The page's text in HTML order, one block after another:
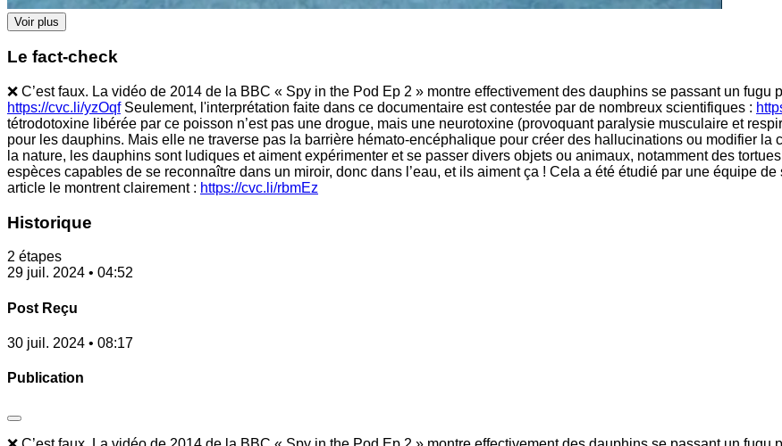
Voir plus
Le fact-check
❌ C’est faux. La vidéo de 2014 de la BBC « Spy in the Pod Ep 2 » montre effectivement des dauphins se passant un fugu
https://cvc.li/yzOqfSeulement, l'interprétation faite dans ce documentaire est contestée par de nombreux scientifiques :
tétrodotoxine libérée par ce poisson n’est pas une drogue, mais une neurotoxine (provoquant paralysie musculaire et
pour les dauphins. Mais elle ne traverse pas la barrière hémato-encéphalique pour créer des hallucinations ou modifier la
la nature, les dauphins sont ludiques et aiment expérimenter et se passer divers objets ou animaux, notamment des tortues
espèces capables de se reconnaître dans un miroir, donc dans l’eau, et ils aiment ça ! Cela a été étudié par une équipe
article le montrent clairement : https://cvc.li/rbmEz
Historique
2 étapes
29 juil. 2024 • 04:52
Post Reçu
30 juil. 2024 • 08:17
Publication